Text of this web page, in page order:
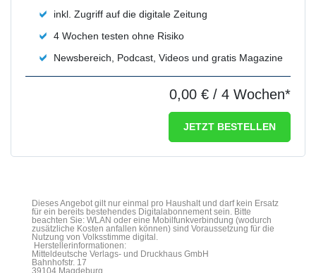
inkl. Zugriff auf die digitale Zeitung
4 Wochen testen ohne Risiko
Newsbereich, Podcast, Videos und gratis Magazine
0,00 € / 4 Wochen*
JETZT BESTELLEN
Dieses Angebot gilt nur einmal pro Haushalt und darf kein Ersatz
für ein bereits bestehendes Digitalabonnement sein. Bitte
beachten Sie: WLAN oder eine Mobilfunkverbindung (wodurch
zusätzliche Kosten anfallen können) sind Voraussetzung für die
Nutzung von Volksstimme digital.
Herstellerinformationen:
Mitteldeutsche Verlags- und Druckhaus GmbH
Bahnhofstr. 17
39104 Magdeburg